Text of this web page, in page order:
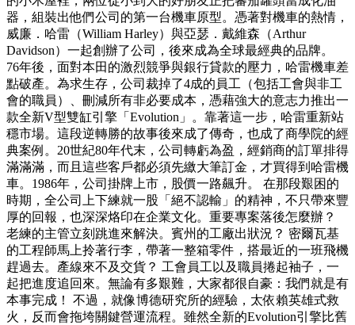
器，組裝出他們公司的第一台機車原型。憑著對機車的熱情，
威廉．哈雷（William Harley）與亞瑟．戴維森（Arthur
Davidson）一起創辦了公司，後來成為全球最經典的品牌。
76年後，面對本田的激烈競爭與銀行貸款的壓力，哈雷機車差
點破產。為求生存，公司裁掉了4成的員工（包括工會與非工
會的職員）、刪減所有非必要成本，憑藉強大的意志力推出一
款全新V型雙缸引擎「Evolution」。靠著這一步，哈雷重新站
穩市場。這段逆轉勝的故事後來成了傳奇，也成了商學院的經
典案例。20世紀80年代末，公司轉虧為盈，經銷商的訂單排得
滿滿滿，而且這些客戶都必須先繳大筆訂金，才買得到哈雷機
車。1986年，公司掛牌上市，股價一路飆升。 在那段艱困的
時期，全公司上下練就一股「絕不認輸」的精神，不只帶來豐
厚的回報，也深深烙印在企業文化。重要專案落後怎麼辦？
老練的主管立刻跳進來解決。賓州的工廠出狀況？ 密爾瓦基
的工程師馬上拎著行李，帶著一整箱零件，搭最近的一班飛機
趕過去。產線來不及交貨？ 工會員工以及職員捲起袖子，一
起把進度追回來。無論有多艱難，大家都很自豪：我們就是有
本事完成！ 不過，就像博德研究所的經驗，太依賴英雄式救
火，反而會拖垮關鍵營運流程。雖然全新的Evolution引擎比舊